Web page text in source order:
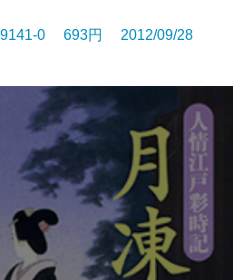
0 693円 2012/09/28